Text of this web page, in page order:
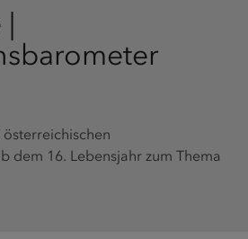
|
dem 16. Lebensjahr zum Thema